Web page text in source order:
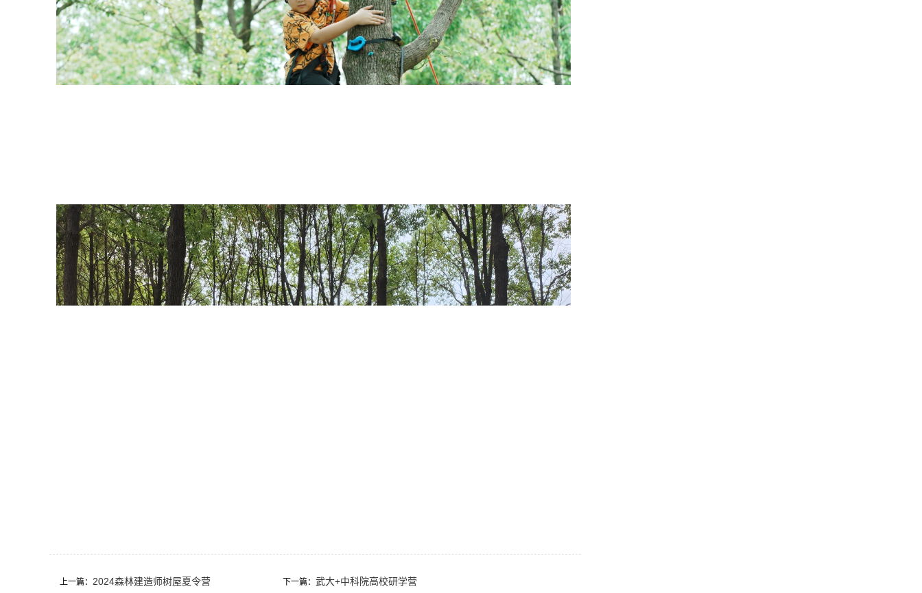
上一篇： 2024森林建造师树屋夏令营 下一篇： 武大+中科院高校研学营